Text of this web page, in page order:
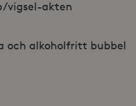
vigsel-akten
och alkoholfritt bubbel